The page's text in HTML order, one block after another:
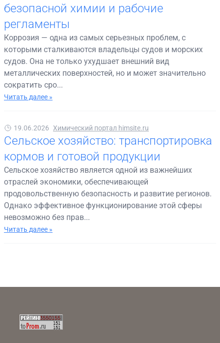
безопасной химии и рабочие
регламенты
Коррозия — одна из самых серьезных проблем, с
которыми сталкиваются владельцы судов и морских
судов. Она не только ухудшает внешний вид
металлических поверхностей, но и может значительно
сократить сро...
Читать далее »
19.06.2026 Химический портал himsite.ru
Сельское хозяйство: транспортировка
кормов и готовой продукции
Сельское хозяйство является одной из важнейших
отраслей экономики, обеспечивающей
продовольственную безопасность и развитие регионов.
Однако эффективное функционирование этой сферы
невозможно без прав...
Читать далее »